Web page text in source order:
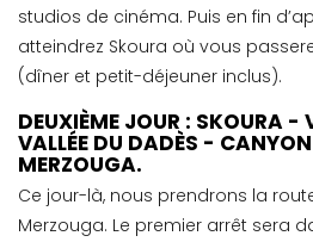
studios de cinéma. Puis en fin
atteindrez Skoura où vous
(dîner et petit-déjeuner inclus).
DEUXIÈME JOUR : SKOURA -
VALLÉE DU DADÈS -
MERZOUGA.
Ce jour-là, nous prendrons la
Merzouga. Le premier arrêt sera